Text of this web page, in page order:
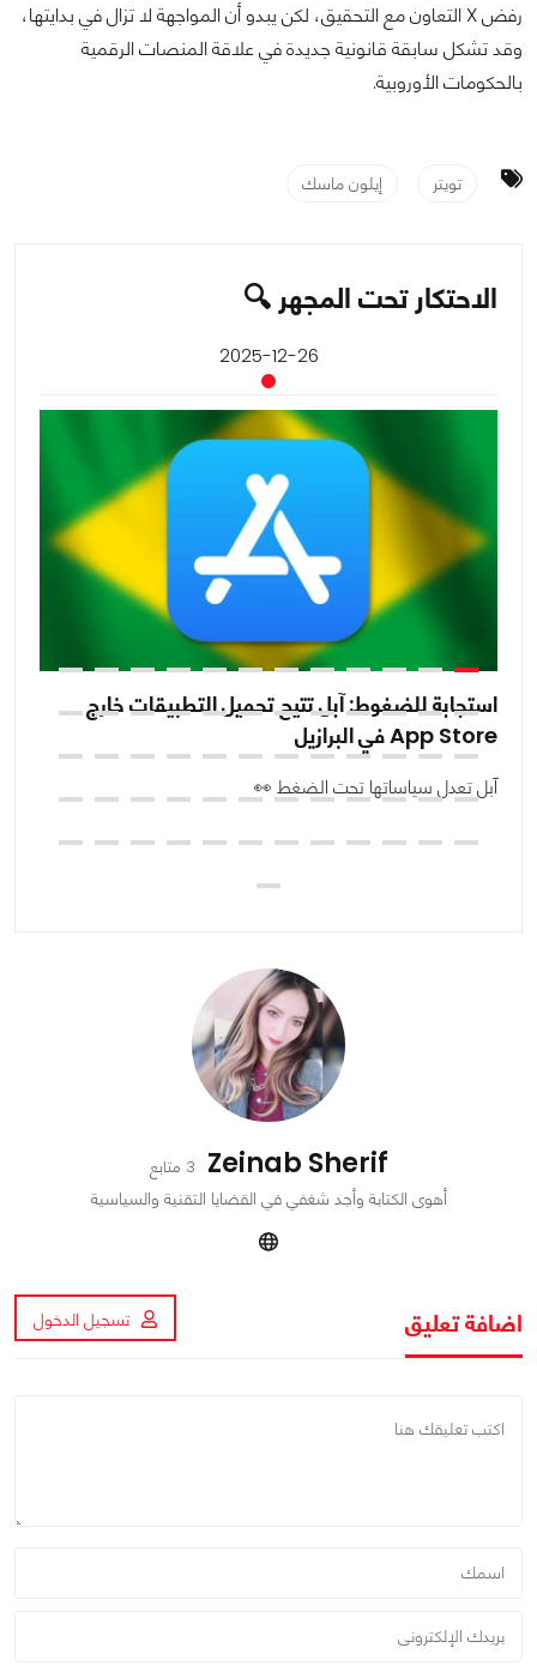
رفض X التعاون مع التحقيق، لكن يبدو أن المواجهة لا تزال في بدايتها،
وقد تشكل سابقة قانونية جديدة في علاقة المنصات الرقمية
بالحكومات الأوروبية.
تويتر إيلون ماسك
الاحتكار تحت المجهر 🔍
2025-12-26
استجابة للضغوط: آبل تتيح تحميل التطبيقات خارج
App Store في البرازيل
آبل تعدل سياساتها تحت الضغط 👀
Zeinab Sherif 3 متابع
أهوى الكتابة وأجد شغفي في القضايا التقنية والسياسية
اضافة تعليق تسجيل الدخول